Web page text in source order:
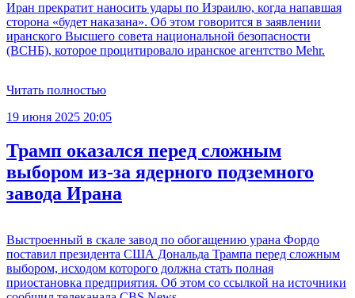
Иран прекратит наносить удары по Израилю, когда напавшая
сторона «будет наказана». Об этом говорится в заявлении
иранского Высшего совета национальной безопасности
(ВСНБ), которое процитировало иранское агентство Mehr.
Читать полностью
19 июня 2025 20:05
Трамп оказался перед сложным
выбором из-за ядерного подземного
завода Ирана
Выстроенный в скале завод по обогащению урана Фордо
поставил президента США Дональда Трампа перед сложным
выбором, исходом которого должна стать полная
приостановка предприятия. Об этом со ссылкой на источники